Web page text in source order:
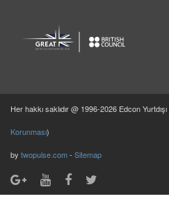
Her hakkı saklıdır @ 1996-2026 Edcon Yurtdışı
Korunması)
by twopulse.com- Sitemap